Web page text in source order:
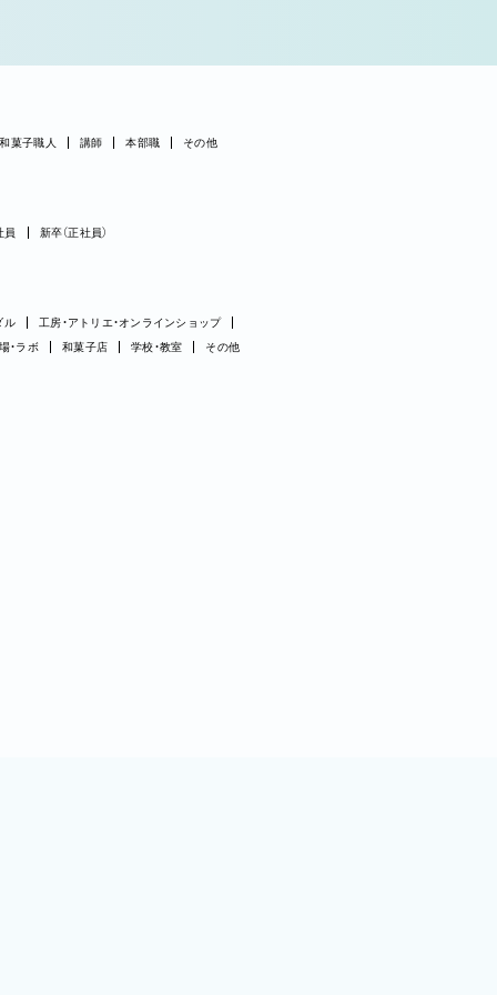
和菓子職人 講師 本部職 その他
員 新卒（正社員）
ル
工房・アトリエ・オンラインショップ
・ラボ 和菓子店 学校・教室 その他